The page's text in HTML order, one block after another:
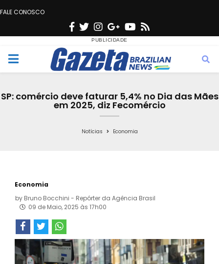
FALE CONOSCO
F
c
e
o
T
w
i
t
e
n
s
t
g
r
a
G
o
o
g
e
Y
u
t
b
s
M
SP: comércio deve faturar 5,4% no Dia das Mães
em 2025, diz Fecomércio
Notícias Economia
Economia
by Bruno Bocchini - Repórter da Agência Brasil
09 de Maio, 2025 às 17h00